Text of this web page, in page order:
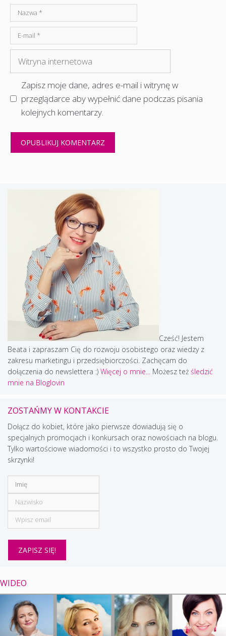
Nazwa
mail
internetowa
Zapisz moje dane, adres e-mail i witrynę w
przeglądarce aby wypełnić dane podczas pisania
kolejnych komentarzy.
Cześć! Jestem
Beata i zapraszam Cię do rozwoju osobistego oraz wiedzy z
zakresu marketingu i przedsiębiorczości. Zachęcam do
dołączenia do newslettera :) Więcej o mnie... Możesz też śledzić
mnie na Bloglovin
ZOSTAŃMY W KONTAKCIE
Dołącz do kobiet, które jako pierwsze dowiadują się o
specjalnych promocjach i konkursach oraz nowościach na blogu.
Tylko wartościowe wiadomości i to wszystko prosto do Twojej
skrzynki!
WIDEO